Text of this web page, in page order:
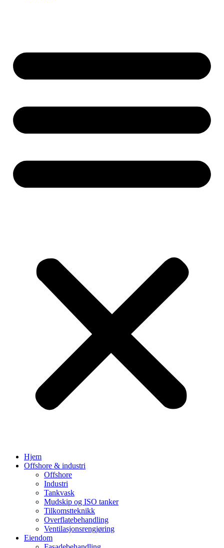
Hjem
Offshore & industri
Offshore
Industri
Tankvask
Mudskip og ISO tanker
Tilkomstteknikk
Overflatebehandling
Ventilasjonsrengjøring
Eiendom